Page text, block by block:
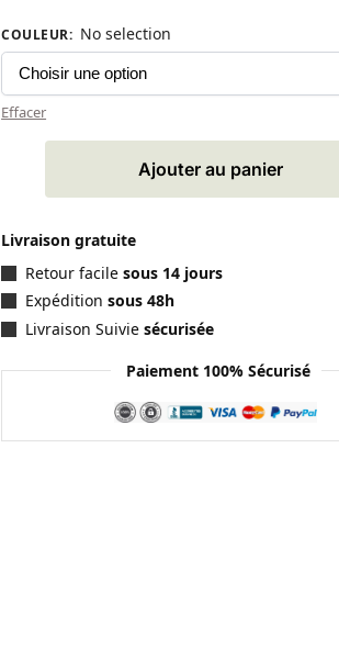
COULEUR: No selection
Effacer
Ajouter au panier
Livraison gratuite
Retour facilesous 14 jours
Expédition sous 48h
Livraison Suiviesécurisée
Paiement 100% Sécurisé